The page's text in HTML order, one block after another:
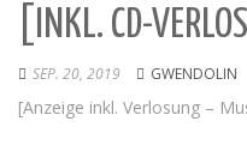
[INKL. CD-
SEP. 20, 2019 GWENDOLIN
[Anzeige inkl. Verlosung –